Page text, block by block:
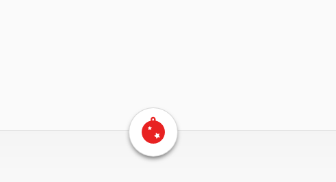
Επιστροφή στην αρχική σελίδα